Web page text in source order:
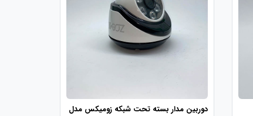
دوربین مدار بسته تحت شبکه زومیکس مدل